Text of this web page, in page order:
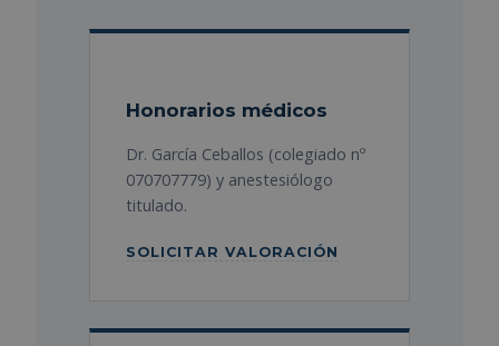
Honorarios médicos
Dr. García Ceballos (colegiado nº
070707779) y anestesiólogo
titulado.
SOLICITAR VALORACIÓN